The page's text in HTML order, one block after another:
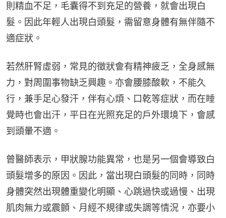
則精血不足，毛囊得不到充足的營養，就會出現白
髮。因此年輕人出現白頭髮，需留意身體有無伴隨不
適症狀。
若然肝腎虛弱，常見的徵狀會有精神疲乏，全身感無
力，對周圍事物缺乏興趣。亦會腰膝酸軟，不能久
行，兼手足心發汗，伴有心煩、口乾等症狀，而在睡
覺時也會出汗，平日在光照充足的戶外環境下，會感
到頭暈不適。
曾醫師表示，甲狀腺功能異常，也是另一個會導致白
頭髮增多的原因。因此，當出現白頭髮的同時，同時
身體突然出現體重變化明顯、心跳過快或過慢、出現
肌肉無力或震顫、月經不規律或失調等情況，亦要小